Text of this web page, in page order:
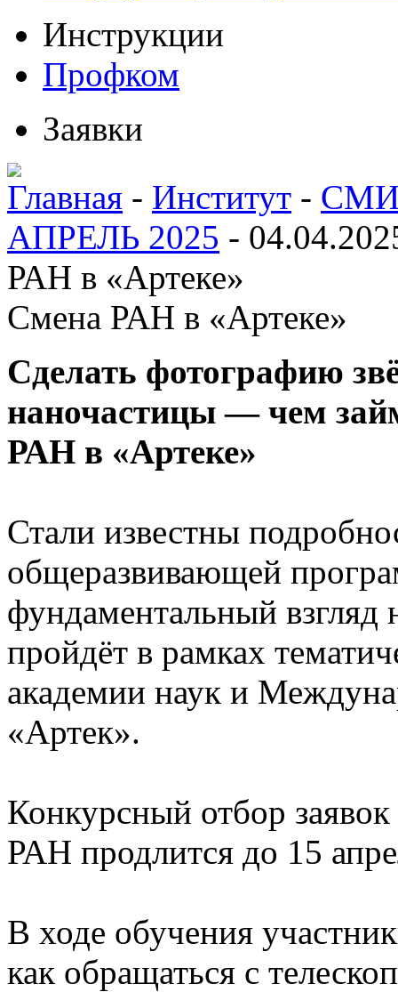
Инструкции
Профком
Заявки
Главная - Институт - СМИ
АПРЕЛЬ 2025 -
РАН в «Артеке»
Смена РАН в «Артеке»
Сделать фотографию
наночастицы — чем
РАН в «Артеке»
Стали известны
общеразвивающей
фундаментальный
пройдёт в рамках
академии наук и
«Артек».
Конкурсный отбор
РАН продлится до 15
В ходе обучения
как обращаться с